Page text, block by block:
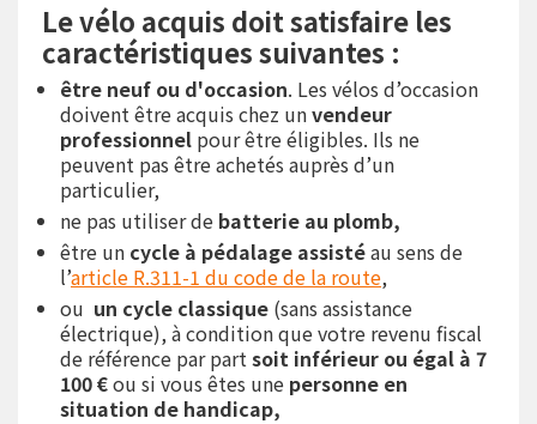
Le vélo acquis doit satisfaire les
caractéristiques suivantes :
être neuf ou d'occasion. Les vélos d’occasion
doivent être acquis chez unvendeur
professionnel pour être éligibles. Ils ne
peuvent pas être achetés auprès d’un
particulier,
ne pas utiliser de batterie au plomb,
être un cycle à pédalage assistéau sens de
l’article R.311-1 du code de la route,
ou un cycle classique (sans assistance
électrique), à condition que votre revenu fiscal
de référence par partsoit inférieur ou égal à 7
100 €ou si vous êtes une personne en
situation de handicap,